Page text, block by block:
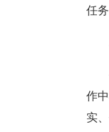
任
作
实